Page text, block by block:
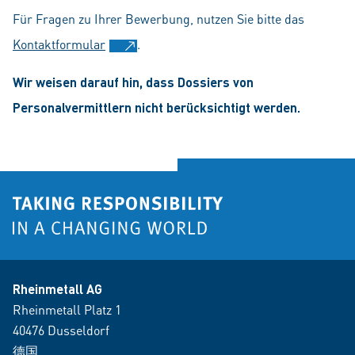
Für Fragen zu Ihrer Bewerbung, nutzen Sie bitte das
Kontaktformular
.
Wir weisen darauf hin, dass Dossiers von
Personalvermittlern nicht berücksichtigt werden.
Rheinmetall AG
Rheinmetall Platz 1
40476 Dusseldorf
德国